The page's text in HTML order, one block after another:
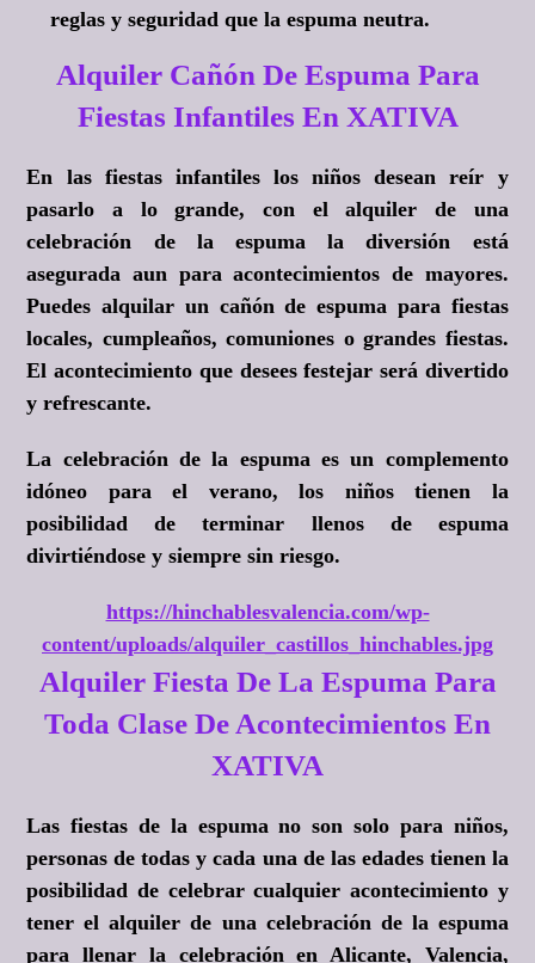
reglas y seguridad que la espuma neutra.
Alquiler Cañón De Espuma Para
Fiestas Infantiles En XATIVA
En las fiestas infantiles los niños desean reír y
pasarlo a lo grande, con el alquiler de una
celebración de la espuma la diversión está
asegurada aun para acontecimientos de mayores.
Puedes alquilar un cañón de espuma para fiestas
locales, cumpleaños, comuniones o grandes fiestas.
El acontecimiento que desees festejar será divertido
y refrescante.
La celebración de la espuma es un complemento
idóneo para el verano, los niños tienen la
posibilidad de terminar llenos de espuma
divirtiéndose y siempre sin riesgo.
https://hinchablesvalencia.com/wp-
content/uploads/alquiler_castillos_hinchables.jpg
Alquiler Fiesta De La Espuma Para
Toda Clase De Acontecimientos En
XATIVA
Las fiestas de la espuma no son solo para niños,
personas de todas y cada una de las edades tienen la
posibilidad de celebrar cualquier acontecimiento y
tener el alquiler de una celebración de la espuma
para llenar la celebración en Alicante, Valencia,